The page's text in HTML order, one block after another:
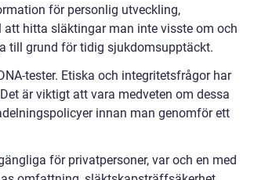
för personlig utveckling,
hitta släktingar man inte visste om och
till grund för tidig sjukdomsupptäckt.
tester. Etiska och integritetsfrågor har
är viktigt att vara medveten om dessa
innan man genomför ett
för privatpersoner, var och en med